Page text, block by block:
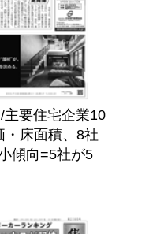
主要住宅企業10
・床面積、8社
傾向=5社が5